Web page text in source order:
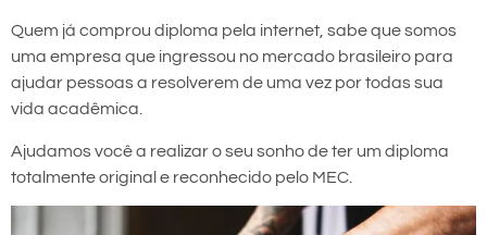
Quem já comprou diploma pela internet, sabe que somos
uma empresa que ingressou no mercado brasileiro para
ajudar pessoas a resolverem de uma vez por todas sua
vida acadêmica.
Ajudamos você a realizar o seu sonho de ter um diploma
totalmente original e reconhecido pelo MEC.